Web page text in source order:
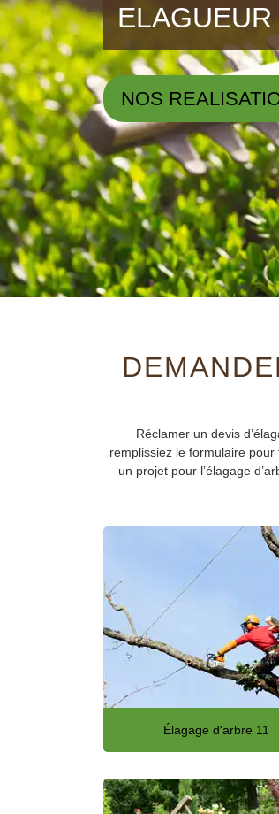
NOS
Réclamer un devis
remplissiez le formulaire
un projet pour l’élagage
Élagage d'arbre 11